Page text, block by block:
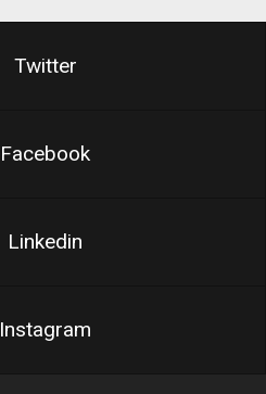
Twitter
Facebook
Linkedin
Instagram